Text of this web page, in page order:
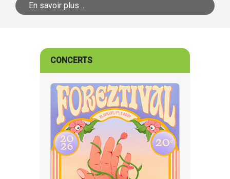
En savoir plus ...
CONCERTS